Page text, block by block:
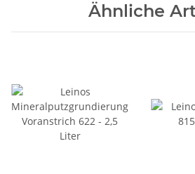
Ähnliche